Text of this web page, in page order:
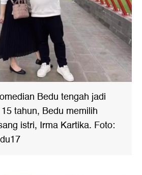
Bedu tengah jadi
tahun, Bedu memilih
istri, Irma Kartika. Foto: